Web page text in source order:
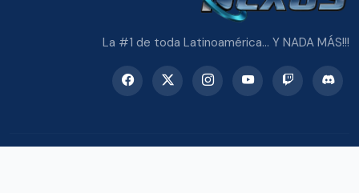
La #1 de toda Latinoamérica... Y NADA MÁS!!!